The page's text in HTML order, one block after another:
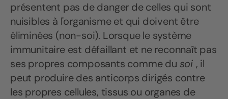
présentent pas de danger de celles qui sont
nuisibles à l'organisme et qui doivent être
éliminées (non-soi). Lorsque le système
immunitaire est défaillant et ne reconnaît pas
ses propres composants comme du soi , il
peut produire des anticorps dirigés contre
les propres cellules, tissus ou organes de